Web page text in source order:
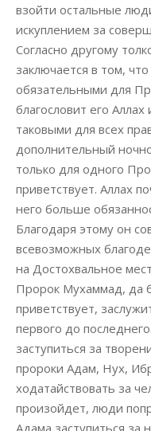
взойти остальные
искуплением за
Согласно другому
заключается в том,
обязательными для
благословит его
таковыми для всех
дополнительный
только для одного
приветствует. Аллах
него больше
Благодаря этому он
всевозможных
на Достохвальное
Пророк Мухаммад, да
приветствует,
первого до
заступиться за
пророки Адам, Нух,
ходатайствовать за
произойдет, люди
Адама заступиться за